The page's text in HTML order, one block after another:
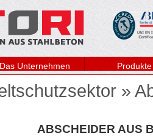
Das Unternehmen Produkte
»
ABSCHEIDER AUS